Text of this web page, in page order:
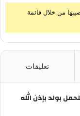
من خلال قائمة
تعليقات